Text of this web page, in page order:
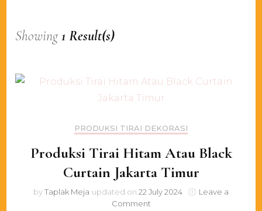
Showing1 Result(s)
PRODUKSI TIRAI DEKORASI
Produksi Tirai Hitam Atau Black
Curtain Jakarta Timur
byTaplak Meja updated on 22 July 2024
Leave a
Commenton